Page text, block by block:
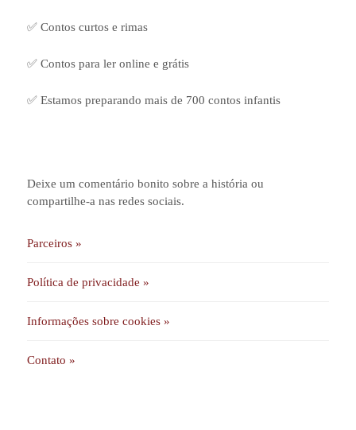
✅ Contos curtos e rimas
✅ Contos para ler online e grátis
✅ Estamos preparando mais de 700 contos infantis
Deixe um comentário bonito sobre a história ou
compartilhe-a nas redes sociais.
Parceiros »
Política de privacidade »
Informações sobre cookies »
Contato »